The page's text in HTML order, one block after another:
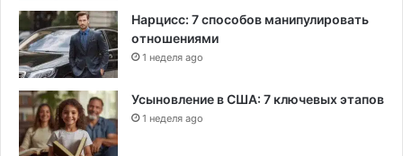
Нарцисс: 7 способов манипулировать
отношениями
1 неделя ago
Усыновление в США: 7 ключевых этапов
1 неделя ago